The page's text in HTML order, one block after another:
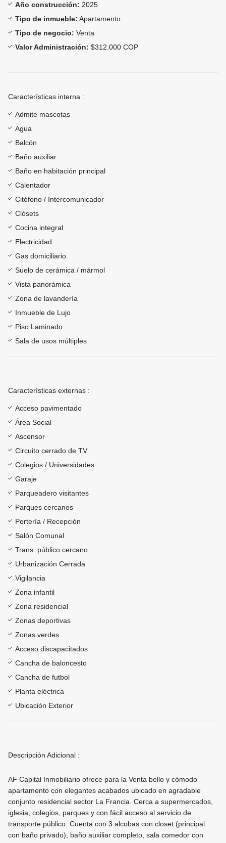
Año construcción: 2025
Tipo de inmueble: Apartamento
Tipo de negocio: Venta
Valor Administración: $312.000 COP
Características interna :
Admite mascotas
Agua
Balcón
Baño auxiliar
Baño en habitación principal
Calentador
Citófono / Intercomunicador
Clósets
Cocina integral
Electricidad
Gas domiciliario
Suelo de cerámica / mármol
Vista panorámica
Zona de lavandería
Inmueble de Lujo
Piso Laminado
Sala de usos múltiples
Características externas :
Acceso pavimentado
Área Social
Ascensor
Circuito cerrado de TV
Colegios / Universidades
Garaje
Parqueadero visitantes
Parques cercanos
Portería / Recepción
Salón Comunal
Trans. público cercano
Urbanización Cerrada
Vigilancia
Zona infantil
Zona residencial
Zonas deportivas
Zonas verdes
Acceso discapacitados
Cancha de baloncesto
Cancha de futbol
Planta eléctrica
Ubicación Exterior
Descripción Adicional :
AF Capital Inmobiliario ofrece para la Venta bello y cómodo
apartamento con elegantes acabados ubicado en agradable
conjunto residencial sector La Francia. Cerca a supermercados,
iglesia, colegios, parques y con fácil acceso al servicio de
transporte público. Cuenta con 3 alcobas con closet (principal
con baño privado), baño auxiliar completo, sala comedor con